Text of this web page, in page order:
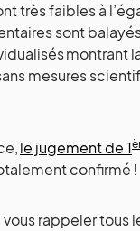
très faibles à
sont
montrant
mesures
le jugement de 1
confirmé !
rappeler tous